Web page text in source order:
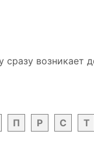
возникает
П Р С Т